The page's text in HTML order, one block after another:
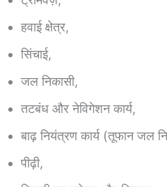
हवाई क्षेत्र,
सिंचाई,
जल निकासी,
तटबंध और नेविगेशन कार्य,
बाढ़ नियंत्रण कार्य (तूफान जल
पीढ़ी,